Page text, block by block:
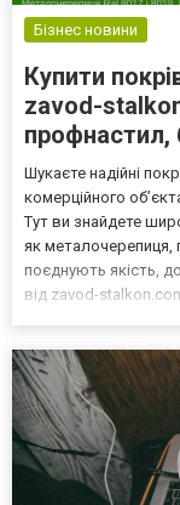
Бізнес новини
Купити
zavod-
профнастил,
Шукаєте надійні
комерційного
Тут ви знайдете
як металочерепиця,
поєднують якість,
від zavod-